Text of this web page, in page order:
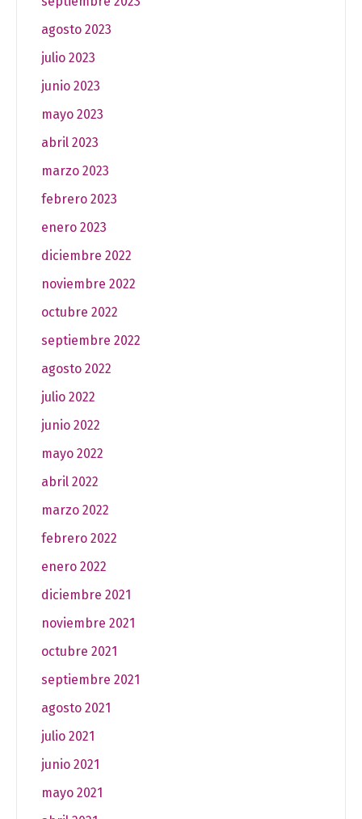
agosto 2023
julio 2023
junio 2023
mayo 2023
abril 2023
marzo 2023
febrero 2023
enero 2023
diciembre 2022
noviembre 2022
octubre 2022
septiembre 2022
agosto 2022
julio 2022
junio 2022
mayo 2022
abril 2022
marzo 2022
febrero 2022
enero 2022
diciembre 2021
noviembre 2021
octubre 2021
septiembre 2021
agosto 2021
julio 2021
junio 2021
mayo 2021